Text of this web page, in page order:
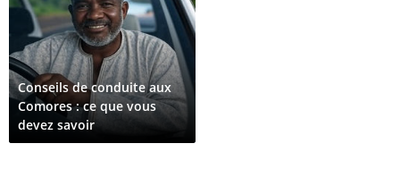
Conseils de conduite aux
Comores : ce que vous
devez savoir